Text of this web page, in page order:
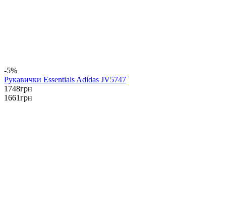
-5%
Рукавички Essentials Adidas JV5747
1748грн
1661грн